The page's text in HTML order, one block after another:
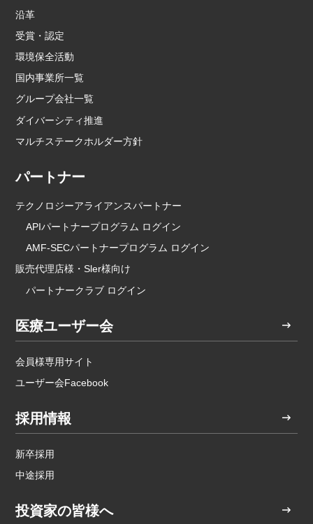
沿革
受賞・認定
環境保全活動
国内事業所一覧
グループ会社一覧
ダイバーシティ推進
マルチステークホルダー方針
パートナー
テクノロジーアライアンスパートナー
APIパートナープログラム ログイン
AMF-SECパートナープログラム ログイン
販売代理店様・Sler様向け
パートナークラブ ログイン
医療ユーザー会
会員様専用サイト
ユーザー会Facebook
採用情報
新卒採用
中途採用
投資家の皆様へ